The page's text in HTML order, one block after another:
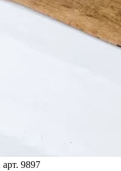
9897